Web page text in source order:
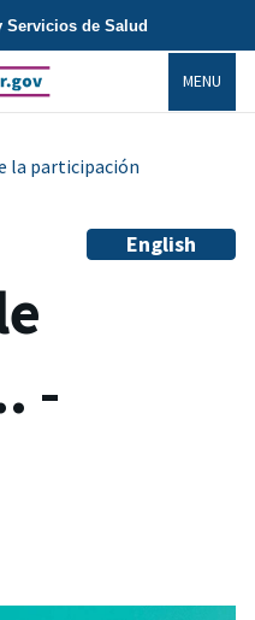
Servicios de Salud
MENU
la participación
English
-